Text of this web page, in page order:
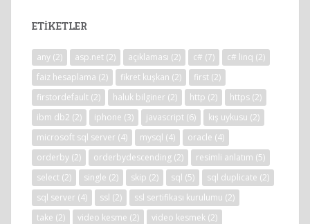
ETIKETLER
any (2) asp.net (2) açıklaması (2) c# (7) c# linq (2)
faiz hesaplama (2) fikret kuşkan (2) first (2)
firstordefault (2) haluk bilginer (2) http (2) https (2)
ibm db2 (2) iphone (3) javascript (6) kış uykusu (2)
microsoft sql server (4) mysql (4) oracle (4)
orderby (2) orderbydescending (2) resimli anlatım (5)
select (2) single (2) skip (2) sql (5) sql duplicate (2)
sql server (4) ssl (2) ssl sertifikası kurulumu (2)
take (2) video kesme (2) video kesmek (2)